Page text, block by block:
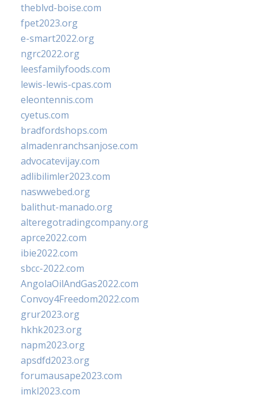
theblvd-boise.com
fpet2023.org
e-smart2022.org
ngrc2022.org
leesfamilyfoods.com
lewis-lewis-cpas.com
eleontennis.com
cyetus.com
bradfordshops.com
almadenranchsanjose.com
advocatevijay.com
adlibilimler2023.com
naswwebed.org
balithut-manado.org
alteregotradingcompany.org
aprce2022.com
ibie2022.com
sbcc-2022.com
AngolaOilAndGas2022.com
Convoy4Freedom2022.com
grur2023.org
hkhk2023.org
napm2023.org
apsdfd2023.org
forumausape2023.com
imkl2023.com